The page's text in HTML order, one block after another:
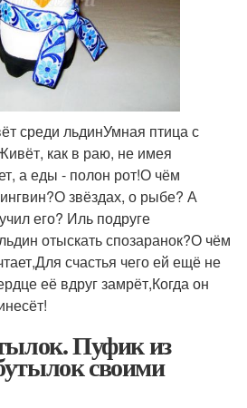
среди льдинУмная птица с
как в раю, не имея
а еды - полон рот!О чём
звёздах, о рыбе? А
его? Иль подруге
отыскать спозаранок?О чём
счастья чего ей ещё не
её вдруг замрёт,Когда он
Пуфик из
своими